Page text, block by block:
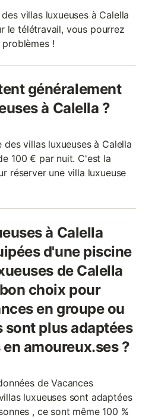
villas luxueuses à Calella
le télétravail, vous pourrez
!
généralement
à Calella ?
villas luxueuses à Calella
100 € par nuit. C'est la
réserver une villa luxueuse
à Calella
d'une piscine
de Calella
choix pour
en groupe ou
sont plus adaptées
amoureux.ses ?
de Vacances
luxueuses sont adaptées
, ce sont même 100 %